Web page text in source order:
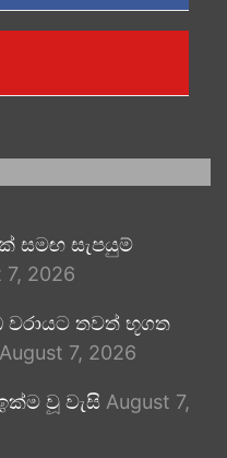
සමඟ සැපයුම්
7, 2026
තවත් භූගත
August 7, 2026
වූ වැසි August 7,